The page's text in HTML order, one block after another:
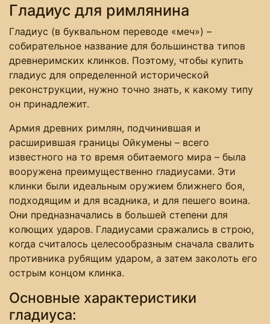
Гладиус для римлянина
Гладиус (в буквальном переводе «меч») –
собирательное название для большинства типов
древнеримских клинков. Поэтому, чтобы купить
гладиус для определенной исторической
реконструкции, нужно точно знать, к какому типу
он принадлежит.
Армия древних римлян, подчинившая и
расширившая границы Ойкумены – всего
известного на то время обитаемого мира – была
вооружена преимущественно гладиусами. Эти
клинки были идеальным оружием ближнего боя,
подходящим и для всадника, и для пешего воина.
Они предназначались в большей степени для
колющих ударов. Гладиусами сражались в строю,
когда считалось целесообразным сначала свалить
противника рубящим ударом, а затем заколоть его
острым концом клинка.
Основные характеристики
гладиуса: